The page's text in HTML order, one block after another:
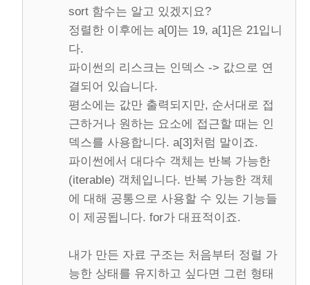
sort 함수는 알고 있겠지요?
정렬한 이후에는 a[0]는 19, a[1]은 21입니
다.
파이썬의 리스크는 인덱스 -> 값으로 연
결되어 있습니다.
평소에는 값만 출력되지만, 순서대로 접
근하거나 원하는 요소에 접근할 때는 인
덱스를 사용합니다. a[3]처럼 말이죠.
파이썬에서 대다수 객체는 반복 가능한
(iterable) 객체입니다. 반복 가능한 객체
에 대해 공통으로 사용할 수 있는 기능들
이 제공됩니다. for가 대표적이죠.
내가 만든 자료 구조는 처음부터 정렬 가
능한 상태를 유지하고 싶다면 그런 형태